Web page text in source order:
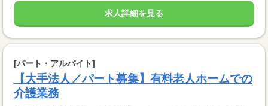
求人詳細を見る
[パート・アルバイト]
【大手法人／パート募集】有料老人ホームでの
介護業務